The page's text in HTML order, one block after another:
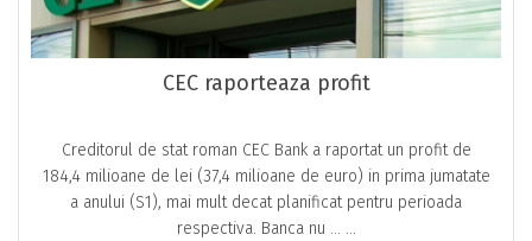
CEC raporteaza profit
Creditorul de stat roman CEC Bank a raportat un profit de
184,4 milioane de lei (37,4 milioane de euro) in prima jumatate
a anului (S1), mai mult decat planificat pentru perioada
respectiva. Banca nu … ...